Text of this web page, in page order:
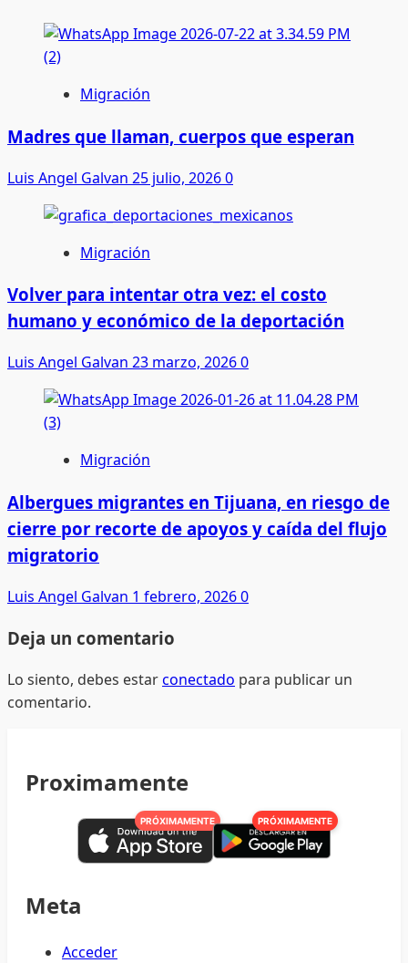
Migración
Madres que llaman, cuerpos que esperan
Luis Angel Galvan 25 julio, 20260
Migración
Volver para intentar otra vez: el costo
humano y económico de la deportación
Luis Angel Galvan 23 marzo, 20260
Migración
Albergues migrantes en Tijuana, en riesgo de
cierre por recorte de apoyos y caída del flujo
migratorio
Luis Angel Galvan 1 febrero, 20260
Deja un comentario
Lo siento, debes estarconectado para publicar un
comentario.
Proximamente
PRÓXIMAMENTE PRÓXIMAMENTE
Meta
Acceder